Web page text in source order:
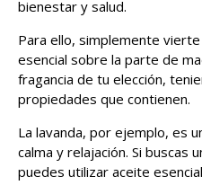
bienestar y salud.
Para ello, simplemente
esencial sobre la parte de
fragancia de tu elección,
propiedades que contienen.
La lavanda, por ejemplo, es
calma y relajación. Si buscas
puedes utilizar aceite